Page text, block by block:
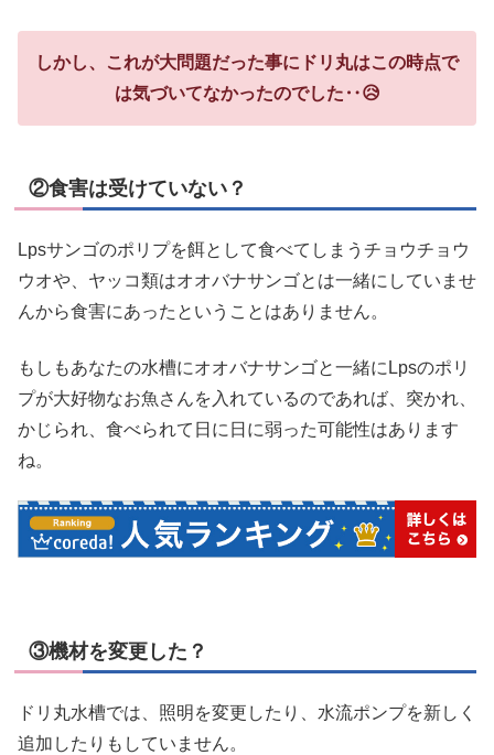
しかし、これが大問題だった事にドリ丸はこの時点で
は気づいてなかったのでした‥😥
②食害は受けていない？
Lpsサンゴのポリプを餌として食べてしまうチョウチョウ
ウオや、ヤッコ類はオオバナサンゴとは一緒にしていませ
んから食害にあったということはありません。
もしもあなたの水槽にオオバナサンゴと一緒にLpsのポリ
プが大好物なお魚さんを入れているのであれば、突かれ、
かじられ、食べられて日に日に弱った可能性はあります
ね。
③機材を変更した？
ドリ丸水槽では、照明を変更したり、水流ポンプを新しく
追加したりもしていません。